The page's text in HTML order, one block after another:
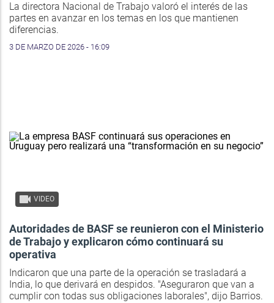
La directora Nacional de Trabajo valoró el interés de las
partes en avanzar en los temas en los que mantienen
diferencias.
3 DE MARZO DE 2026 - 16:09
VIDEO
Autoridades de BASF se reunieron con el Ministerio
de Trabajo y explicaron cómo continuará su
operativa
Indicaron que una parte de la operación se trasladará a
India, lo que derivará en despidos. "Aseguraron que van a
cumplir con todas sus obligaciones laborales", dijo Barrios.